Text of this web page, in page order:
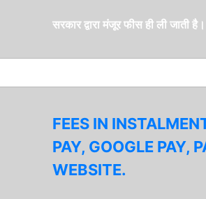
सरकार द्वारा मंजूर फीस ही ली जाती
FEES IN
PAY, GOOGLE PAY,
WEBSITE.